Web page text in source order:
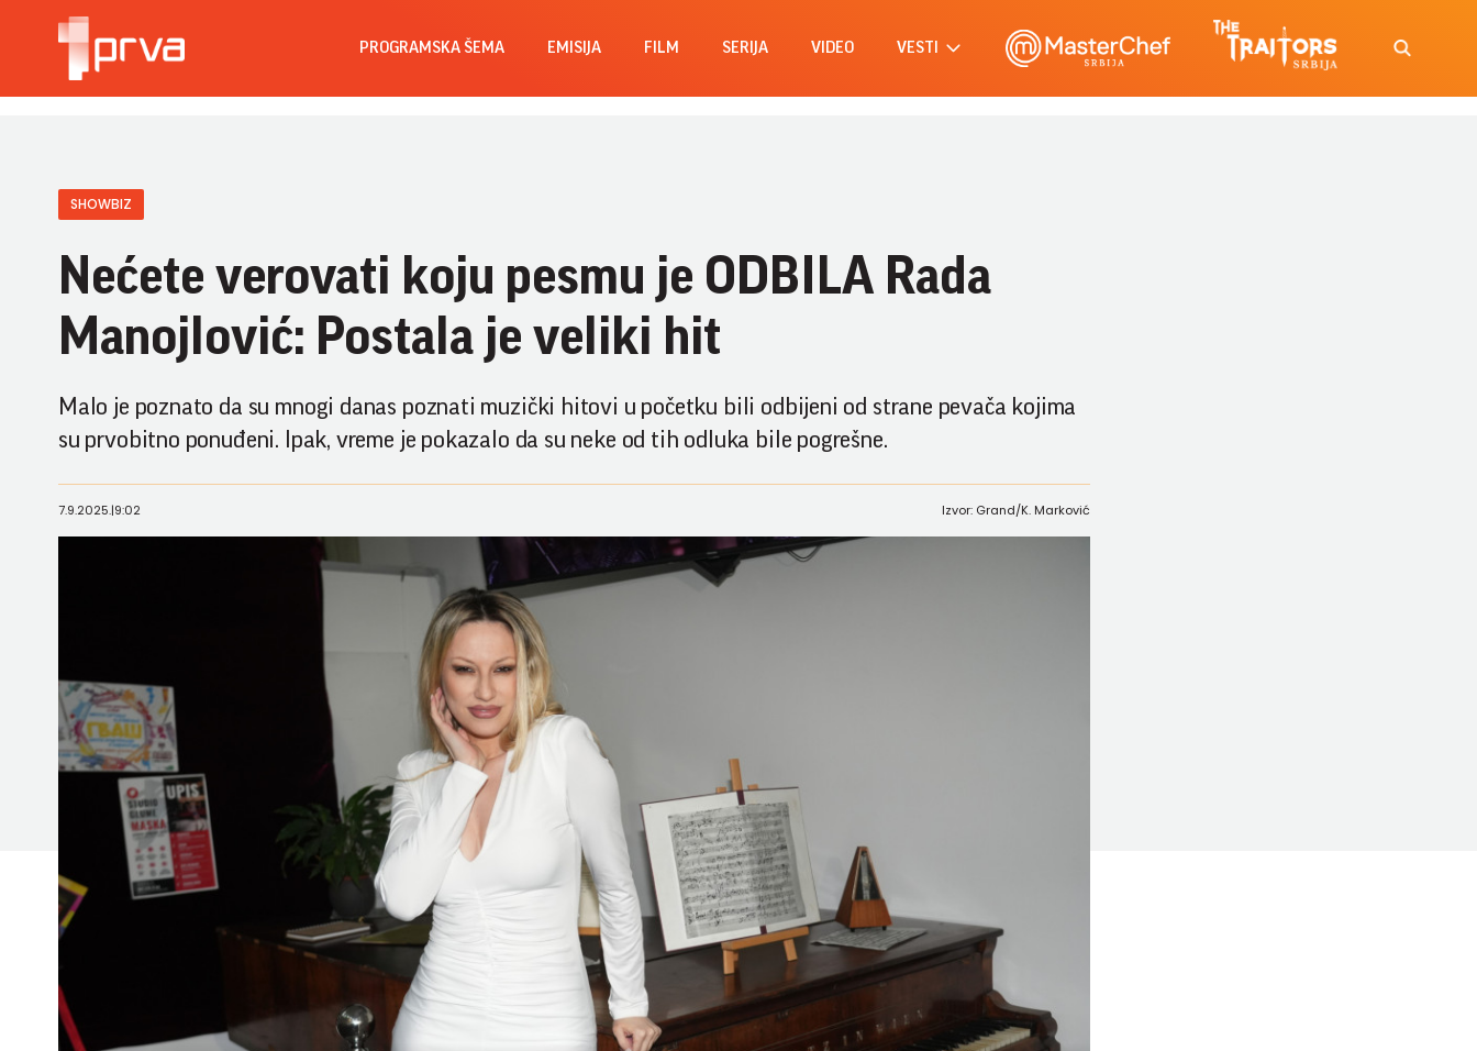
PROGRAMSKA ŠEMA EMISIJA FILM SERIJA VIDEO VESTI
SHOWBIZ
Nećete verovati koju pesmu je ODBILA Rada
Manojlović: Postala je veliki hit
Malo je poznato da su mnogi danas poznati muzički hitovi u početku bili odbijeni od strane pevača kojima
su prvobitno ponuđeni. Ipak, vreme je pokazalo da su neke od tih odluka bile pogrešne.
7.9.2025.|9:02 Izvor: Grand/K. Marković